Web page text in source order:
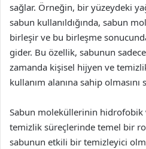
sağlar. Örneğin, bir yüzeydeki
sabun kullanıldığında, sabun
birleşir ve bu birleşme
gider. Bu özellik, sabunun
zamanda kişisel hijyen ve
kullanım alanına sahip olmasını
Sabun moleküllerinin
temizlik süreçlerinde temel bir
sabunun etkili bir temizleyici